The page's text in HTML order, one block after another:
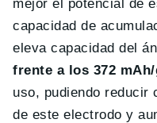
mejor el potencial de
capacidad de
eleva capacidad del
frente a los 372
uso, pudiendo reducir
de este electrodo y